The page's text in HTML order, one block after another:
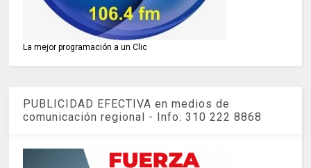
La mejor programación a un Clic
PUBLICIDAD EFECTIVA en medios de
comunicación regional - Info: 310 222 8868